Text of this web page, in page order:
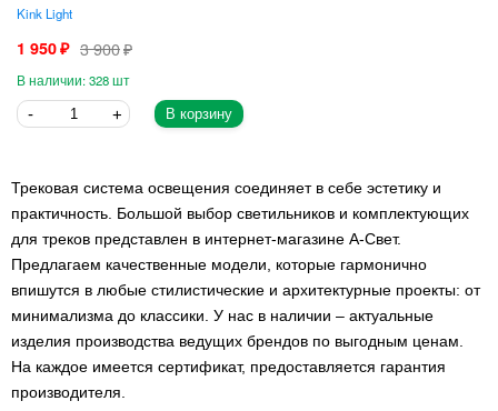
Kink Light
1 950 3 900
328
В корзину
Трековая система освещения соединяет в себе эстетику и
практичность. Большой выбор светильников и комплектующих
для треков представлен в интернет-магазине А-Свет.
Предлагаем качественные модели, которые гармонично
впишутся в любые стилистические и архитектурные проекты: от
минимализма до классики. У нас в наличии – актуальные
изделия производства ведущих брендов по выгодным ценам.
На каждое имеется сертификат, предоставляется гарантия
производителя.